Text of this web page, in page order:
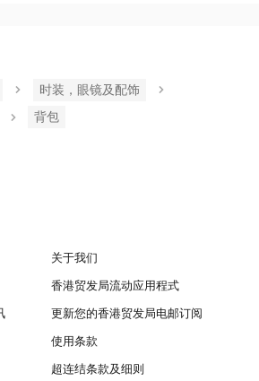
时装，眼镜及配饰
背包
关于我们
香港贸发局流动应用程式
更新您的香港贸发局电邮订阅
使用条款
超连结条款及细则